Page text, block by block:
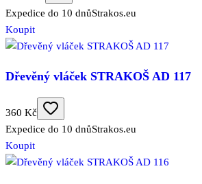
Expedice do 10 dnůStrakos.eu
Koupit
Dřevěný vláček STRAKOŠ AD 117
360 Kč
Expedice do 10 dnůStrakos.eu
Koupit